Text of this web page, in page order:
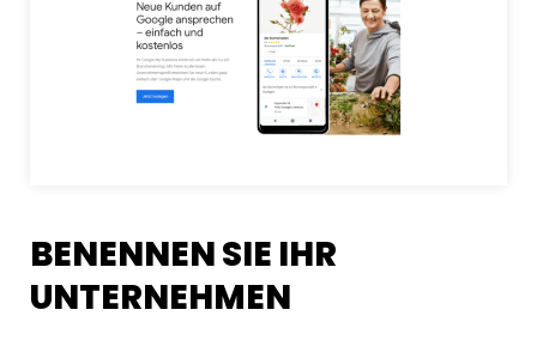
BENENNEN SIE IHR
UNTERNEHMEN